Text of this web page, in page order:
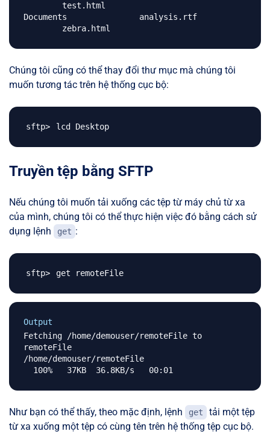
Documents		analysis.rtf
Chúng tôi cũng có thể thay đổi thư mục mà chúng tôi
muốn tương tác trên hệ thống cục bộ:
Truyền tệp bằng SFTP
Nếu chúng tôi muốn tải xuống các tệp từ máy chủ từ xa
của mình, chúng tôi có thể thực hiện việc đó bằng cách sử
dụng lệnh
get :
Output
Fetching /home/demouser/remoteFile to
remoteFile
/home/demouser/remoteFile
Như bạn có thể thấy, theo mặc định, lệnh get
tải một tệp
từ xa xuống một tệp có cùng tên trên hệ thống tệp cục bộ.